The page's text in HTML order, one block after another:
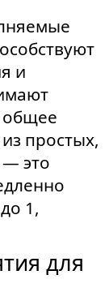
и
общее
простых,
это
1,
для